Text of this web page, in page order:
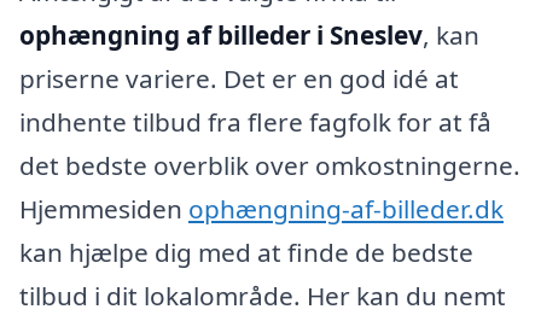
ophængning af billeder i Sneslev, kan
priserne variere. Det er en god idé at
indhente tilbud fra flere fagfolk for at få
det bedste overblik over omkostningerne.
Hjemmesiden ophængning-af-billeder.dk
kan hjælpe dig med at finde de bedste
tilbud i dit lokalområde. Her kan du nemt